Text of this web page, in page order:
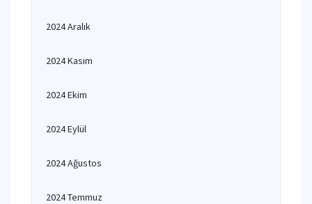
2024 Aralık
2024 Kasım
2024 Ekim
2024 Eylül
2024 Ağustos
2024 Temmuz